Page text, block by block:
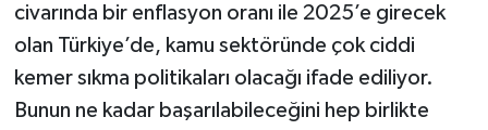
civarında bir enflasyon oranı ile 2025’e girecek
olan Türkiye’de, kamu sektöründe çok ciddi
kemer sıkma politikaları olacağı ifade ediliyor.
Bunun ne kadar başarılabileceğini hep birlikte